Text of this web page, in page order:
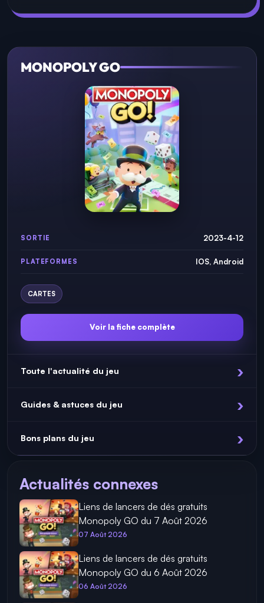
MONOPOLY GO
SORTIE 2023-4-12
PLATEFORMES IOS, Android
CARTES
Voir la fiche complète
Toute l'actualité du jeu
Guides & astuces du jeu
Bons plans du jeu
Actualités connexes
Liens de lancers de dés gratuits
Monopoly GO du 7 Août 2026
07 Août 2026
Liens de lancers de dés gratuits
Monopoly GO du 6 Août 2026
06 Août 2026